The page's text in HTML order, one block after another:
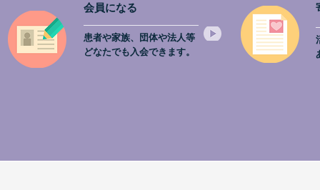
会員になる
患者や家族、団体や法人等
どなたでも入会できます。